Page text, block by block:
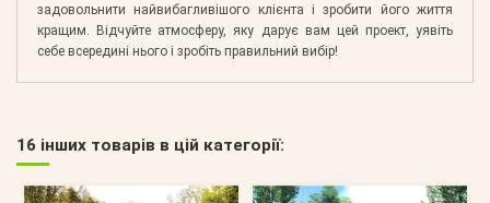
задовольнити найвибагливішого клієнта і зробити його життя
кращим. Відчуйте атмосферу, яку дарує вам цей проект, уявіть
себе всередині нього і зробіть правильний вибір!
16 інших товарів в цій категорії: